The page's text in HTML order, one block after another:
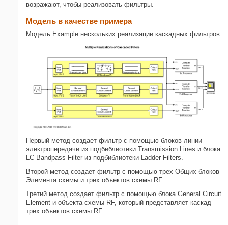
НА ЭТОЙ СТРАНИЦЕ
Результаты симуляции
Смотрите также
возражают, чтобы реализовать фильтры.
Модель в качестве примера
Модель Example нескольких реализации каскадных фильтров:
Первый метод создает фильтр с помощью блоков линии
электропередачи из подбиблиотеки Transmission Lines и блока
LC Bandpass Filter из подбиблиотеки Ladder Filters.
Второй метод создает фильтр с помощью трех Общих блоков
Элемента схемы и трех объектов схемы RF.
Третий метод создает фильтр с помощью блока General Circuit
Element и объекта схемы RF, который представляет каскад
трех объектов схемы RF.